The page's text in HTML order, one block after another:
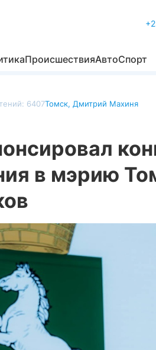
ПроисшествияАвтоСпорт
6407Томск, Дмитрий Махиня
в мэрию